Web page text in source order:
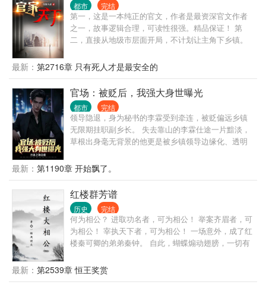
都市 完结
第一，这是一本纯正的官文，作者是最资深官文作者
之一，故事逻辑合理，可读性很强。精品保证！ 第
二，直接从地级市层面开局，不计划让主角下乡镇。
有官场博弈，有经济建设，有快意恩仇，自然也有个
人生活。 第四，不是和尚文，不是绿帽文，坚决不送
女。 第五，重生者最大的优势，就是能够预知未来，
每一次选择都是正确的。不但自己选择正确，还能帮
助领导选择正确。 一路正确，官无止境！
最新： 第2716章 只有死人才是最安全的
官场：被贬后，我强大身世曝光
都市 完结
领导隐退，身为秘书的李霖受到牵连，被贬偏远乡镇
无限期挂职副乡长。 失去靠山的李霖仕途一片黯淡，
草根出身毫无背景的他更是被乡镇领导边缘化、透明
时，他的贵人从天而降，自此平步青云，无人能挡。
原来，他最大的靠山，竟然就是他自己！
最新： 第1190章 开始飘了。
红楼群芳谱
历史 完结
何为相公？ 进取功名者，可为相公！ 举案齐眉者，可
为相公！ 宰执天下者，可为相公！ 一场意外，成了红
楼秦可卿的弟弟秦钟。 自此，蝴蝶煽动翅膀，一切有
最新： 第2539章 恒王奖赏